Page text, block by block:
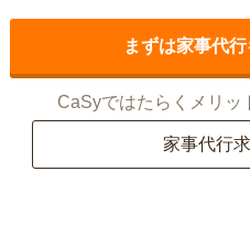
まずは家事代
CaSyではたらくメリッ
家事代行